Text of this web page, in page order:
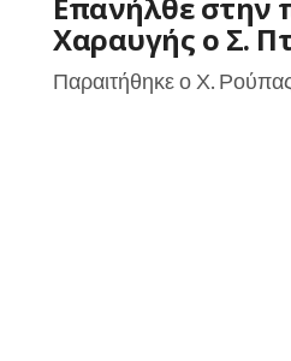
Χαραυγής ο Σ.
Παραιτήθηκε ο Χ.